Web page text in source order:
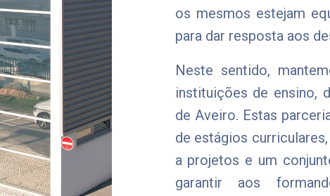
os mesmos estejam
para dar resposta aos
Neste sentido,
instituições de ensino,
de Aveiro. Estas
de estágios
a projetos e um
garantir aos